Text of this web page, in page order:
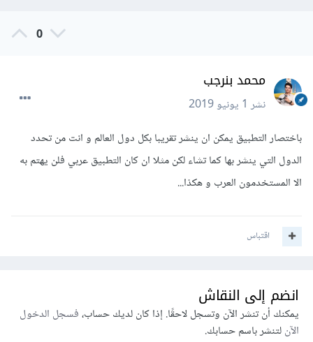
0
محمد بنرجب
نشر1 يونيو 2019
باختصار التطبيق يمكن ان ينشر تقريبا بكل دول العالم و انت من تحدد
الدول التي ينشر بها كما تشاء لكن مثلا ان كان التطبيق عربي فلن يهتم به
الا المستخدمون العرب و هكذا...
اقتباس
انضم إلى النقاش
يمكنك أن تنشر الآن وتسجل لاحقًا. إذا كان لديك حساب،فسجل الدخول
الآنلتنشر باسم حسابك.